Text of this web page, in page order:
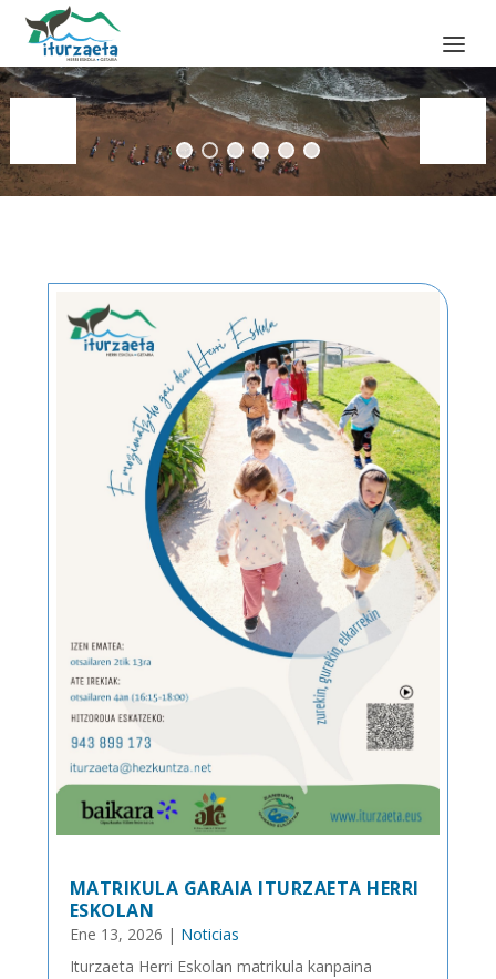
MATRIKULA GARAIA ITURZAETA HERRI
ESKOLAN
Ene 13, 2026 | Noticias
Iturzaeta Herri Eskolan matrikula kanpaina